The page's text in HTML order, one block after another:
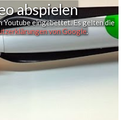
abspielen
Youtube eingebettet. Es gelten die
von Google.